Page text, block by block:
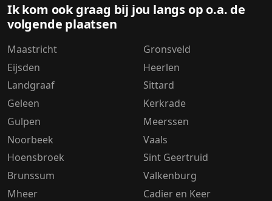
Ik kom ook graag bij jou langs op o.a. de
volgende plaatsen
Maastricht
Eijsden
Landgraaf
Geleen
Gulpen
Noorbeek
Hoensbroek
Brunssum
Mheer
Gronsveld
Heerlen
Sittard
Kerkrade
Meerssen
Vaals
Sint Geertruid
Valkenburg
Cadier en Keer